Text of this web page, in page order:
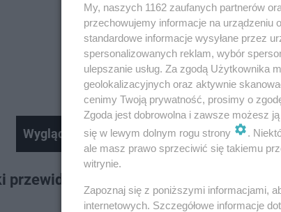
Wyglądają jak z bajki, a znajdują się w
przewidział nalot dronów? Teraz
My, naszych 1162 zaufanych partnerów
przechowujemy informacje na urządzeniu
standardowe informacje wysyłane przez
spersonalizowanych reklam, wybór
ulepszanie usług. Za zgodą Użytkownika
geolokalizacyjnych oraz aktywnie
cenimy Twoją prywatność, prosimy o
Zgoda jest dobrowolna i zawsze możesz
się w lewym dolnym rogu strony
.
ale masz prawo sprzeciwić się takiemu
witrynie.
Zapoznaj się z poniższymi informacjami,
internetowych. Szczegółowe informacje